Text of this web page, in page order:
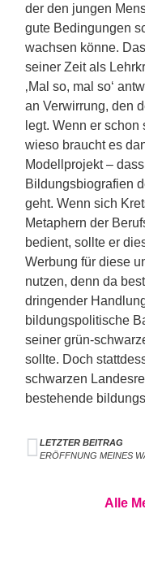
der den jungen
gute Bedingungen
wachsen könne.
seiner Zeit als
‚Mal so, mal so‘
an Verwirrung, den
legt. Wenn er schon
wieso braucht es
Modellprojekt –
Bildungsbiografien
geht. Wenn sich
Metaphern der
bedient, sollte er
Werbung für diese
nutzen, denn da
dringender
bildungspolitische
seiner grün-
sollte. Doch
schwarzen
bestehende
LETZTER BEITRAG
Alle